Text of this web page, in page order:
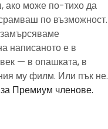
ако може по-тихо да
по възможност.
написаното е в
— в опашката, в
му филм. Или пък не.
Премиум членове.